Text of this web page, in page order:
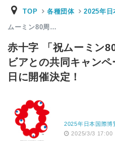
TOP 各種団体 2025年日
ムーミン80周…
赤十字 「祝ムーミン
ビアとの共同キャン
日に開催決定！
2025年日本国際博
2025/3/3 17:00